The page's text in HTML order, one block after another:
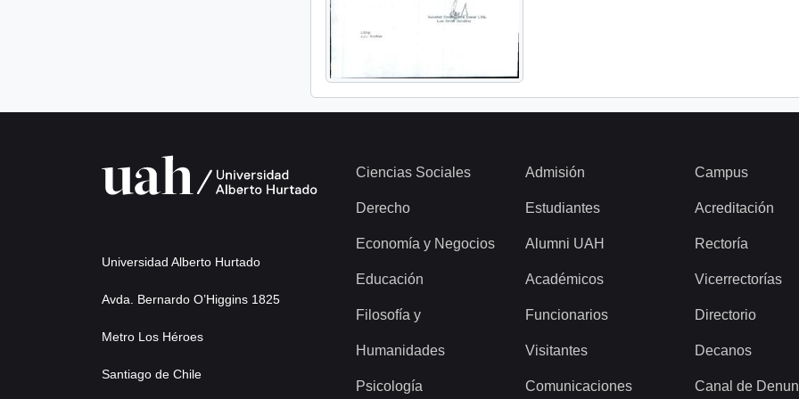
Universidad Alberto Hurtado
Avda. Bernardo O’Higgins 1825
Metro Los Héroes
Santiago de Chile
Ciencias Sociales
Derecho
Economía y Negocios
Educación
Filosofía y
Humanidades
Psicología
Admisión
Estudiantes
Alumni UAH
Académicos
Funcionarios
Visitantes
Comunicaciones
Campus
Acreditación
Rectoría
Vicerrectorías
Directorio
Decanos
Canal de